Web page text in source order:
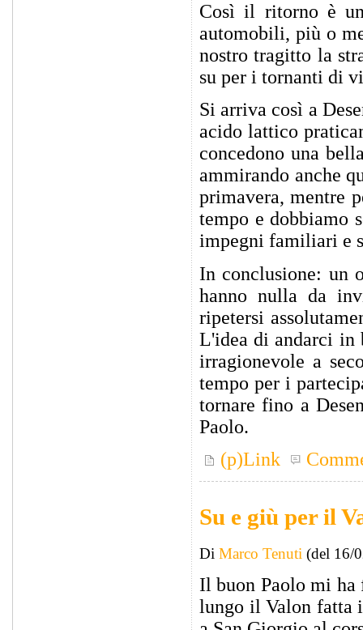
Così il ritorno è
automobili, più o
nostro tragitto la
su per i tornanti di
Si arriva così a
acido lattico
concedono una
ammirando anche
primavera, mentre
tempo e dobbiamo
impegni familiari e
In conclusione: un
hanno nulla da
ripetersi
L'idea di andarci in
irragionevole a
tempo per i
tornare fino a
Paolo.
(p)Link
Su e giù per il
Di Marco Tenuti (del 16/
Il buon Paolo mi ha
lungo il Valon fatta